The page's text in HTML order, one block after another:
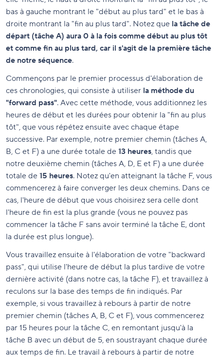
bas à gauche montrant le "début au plus tard" et le bas à
droite montrant la "fin au plus tard". Notez que la tâche de
départ (tâche A) aura 0 à la fois comme début au plus tôt
et comme fin au plus tard, car il s'agit de la première tâche
de notre séquence.
Commençons par le premier processus d'élaboration de
ces chronologies, qui consiste à utiliser la méthode du
"forward pass". Avec cette méthode, vous additionnez les
heures de début et les durées pour obtenir la "fin au plus
tôt", que vous répétez ensuite avec chaque étape
successive. Par exemple, notre premier chemin (tâches A,
B, C et F) a une durée totale de 13 heures, tandis que
notre deuxième chemin (tâches A, D, E et F) a une durée
totale de 15 heures. Notez qu'en atteignant la tâche F, vous
commencerez à faire converger les deux chemins. Dans ce
cas, l'heure de début que vous choisirez sera celle dont
l'heure de fin est la plus grande (vous ne pouvez pas
commencer la tâche F sans avoir terminé la tâche E, dont
la durée est plus longue).
Vous travaillez ensuite à l'élaboration de votre "backward
pass", qui utilise l'heure de début la plus tardive de votre
dernière activité (dans notre cas, la tâche F), et travaillez à
reculons sur la base des temps de fin indiqués. Par
exemple, si vous travaillez à rebours à partir de notre
premier chemin (tâches A, B, C et F), vous commencerez
par 15 heures pour la tâche C, en remontant jusqu'à la
tâche B avec un début de 5, en soustrayant chaque durée
aux temps de fin. Le travail à rebours à partir de notre